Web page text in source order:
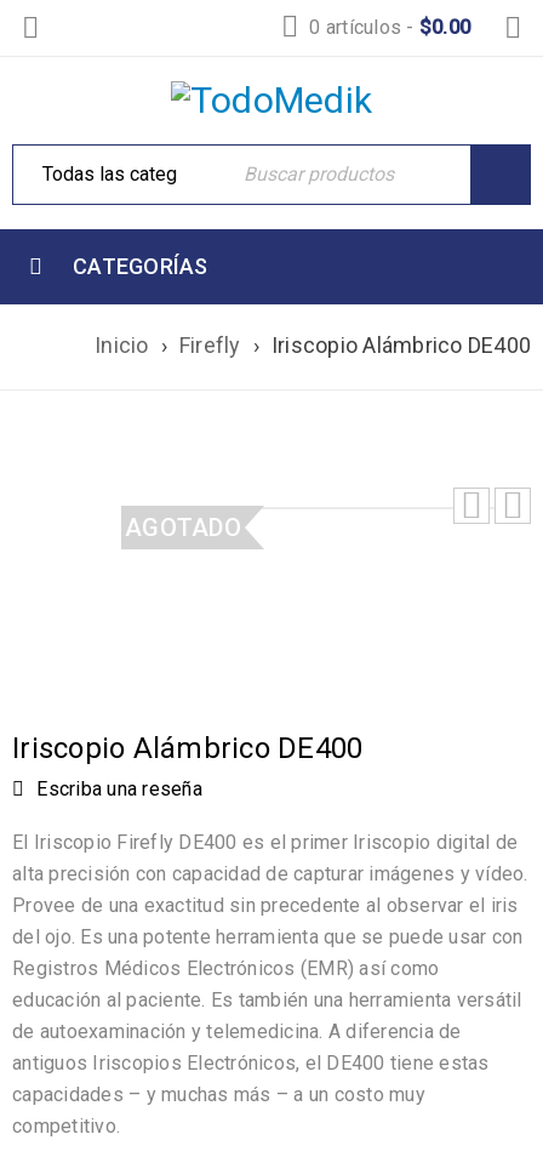
0 artículos - $0.00
CATEGORÍAS
Inicio › Firefly › Iriscopio Alámbrico DE400
AGOTADO
Iriscopio Alámbrico DE400
Escriba una reseña
El Iriscopio Firefly DE400 es el primer Iriscopio digital de
alta precisión con capacidad de capturar imágenes y vídeo.
Provee de una exactitud sin precedente al observar el iris
del ojo. Es una potente herramienta que se puede usar con
Registros Médicos Electrónicos (EMR) así como
educación al paciente. Es también una herramienta versátil
de autoexaminación y telemedicina. A diferencia de
antiguos Iriscopios Electrónicos, el DE400 tiene estas
capacidades – y muchas más – a un costo muy
competitivo.